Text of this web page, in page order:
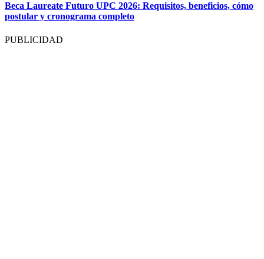
Beca Laureate Futuro UPC 2026: Requisitos, beneficios, cómo
postular y cronograma completo
PUBLICIDAD